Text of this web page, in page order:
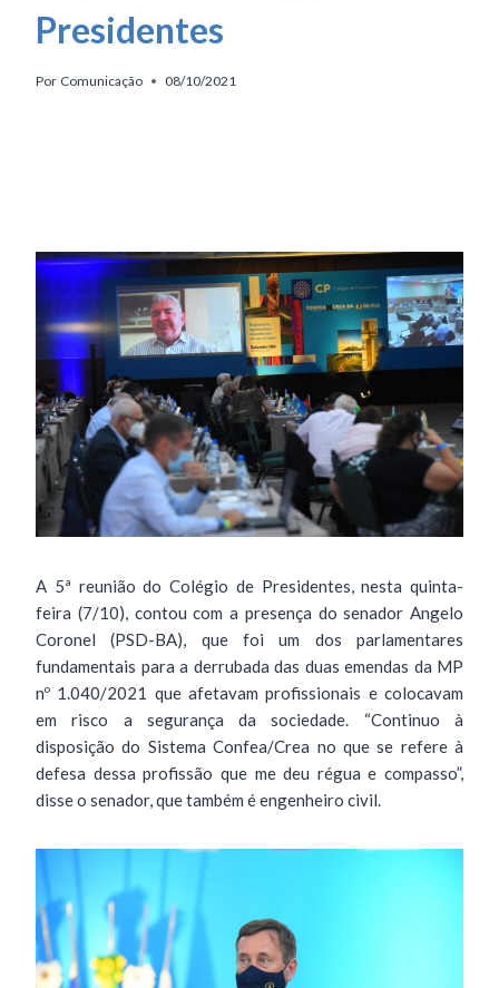
Presidentes
Por Comunicação 08/10/2021
A 5ª reunião do Colégio de Presidentes, nesta quinta-
feira (7/10), contou com a presença do senador Angelo
Coronel (PSD-BA), que foi um dos parlamentares
fundamentais para a derrubada das duas emendas da MP
nº 1.040/2021 que afetavam profissionais e colocavam
em risco a segurança da sociedade. “Continuo à
disposição do Sistema Confea/Crea no que se refere à
defesa dessa profissão que me deu régua e compasso”,
disse o senador, que também é engenheiro civil.